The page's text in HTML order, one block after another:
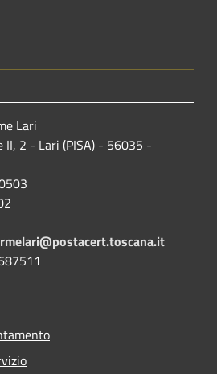
Lari
II, 2 - Lari (PISA) - 56035 -